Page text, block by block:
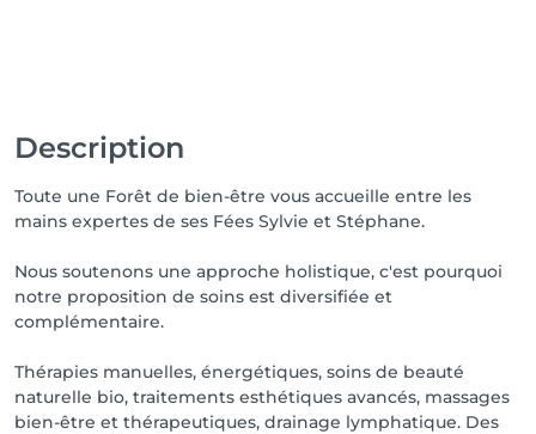
Description
Toute une Forêt de bien-être vous accueille entre les
mains expertes de ses Fées Sylvie et Stéphane.
Nous soutenons une approche holistique, c'est pourquoi
notre proposition de soins est diversifiée et
complémentaire.
Thérapies manuelles, énergétiques, soins de beauté
naturelle bio, traitements esthétiques avancés, massages
bien-être et thérapeutiques, drainage lymphatique. Des